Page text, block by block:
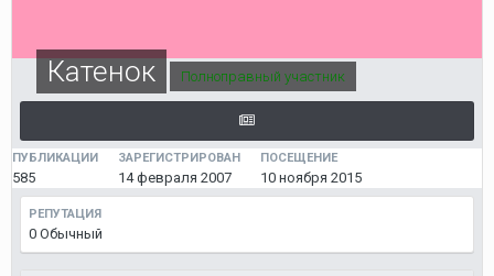
Катенок Полноправный участник
ПУБЛИКАЦИИ
585
ЗАРЕГИСТРИРОВАН
14 февраля 2007
ПОСЕЩЕНИЕ
10 ноября 2015
РЕПУТАЦИЯ
0 Обычный